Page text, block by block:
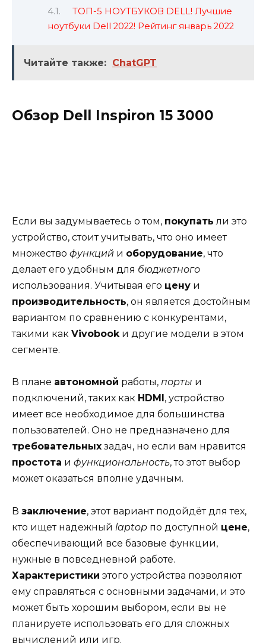
ТОП-5 НОУТБУКОВ DELL! Лучшие
ноутбуки Dell 2022! Рейтинг январь 2022
Читайте также: ChatGPT
Обзор Dell Inspiron 15 3000
Если вы задумываетесь о том, покупать ли это
устройство, стоит учитывать, что оно имеет
множество функций и оборудование, что
делает его удобным для бюджетного
использования. Учитывая его цену и
производительность, он является достойным
вариантом по сравнению с конкурентами,
такими как Vivobookи другие модели в этом
сегменте.
В плане автономной работы, порты и
подключений, таких как HDMI , устройство
имеет все необходимое для большинства
пользователей. Оно не предназначено для
требовательных задач, но если вам нравится
простота и функциональность, то этот выбор
может оказаться вполне удачным.
В заключение, этот вариант подойдёт для тех,
кто ищет надежный laptop по доступной цене,
обеспечивающий все базовые функции,
нужные в повседневной работе.
Характеристики этого устройства позволяют
ему справляться с основными задачами, и это
может быть хорошим выбором, если вы не
планируете использовать его для сложных
вычислений или игр.